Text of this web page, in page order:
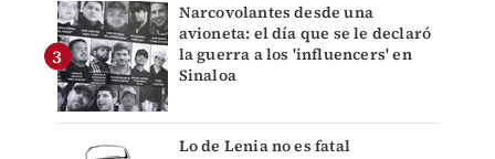
Narcovolantes desde una
avioneta: el día que se le declaró
la guerra a los 'influencers' en
Sinaloa
Lo de Lenia no es fatal